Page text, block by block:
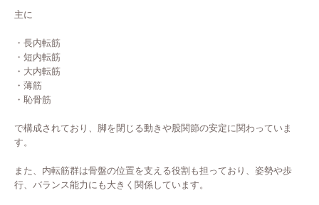
主に
・長内転筋
・短内転筋
・大内転筋
・薄筋
・恥骨筋
で構成されており、脚を閉じる動きや股関節の安定に関わっていま
す。
また、内転筋群は骨盤の位置を支える役割も担っており、姿勢や歩
行、バランス能力にも大きく関係しています。